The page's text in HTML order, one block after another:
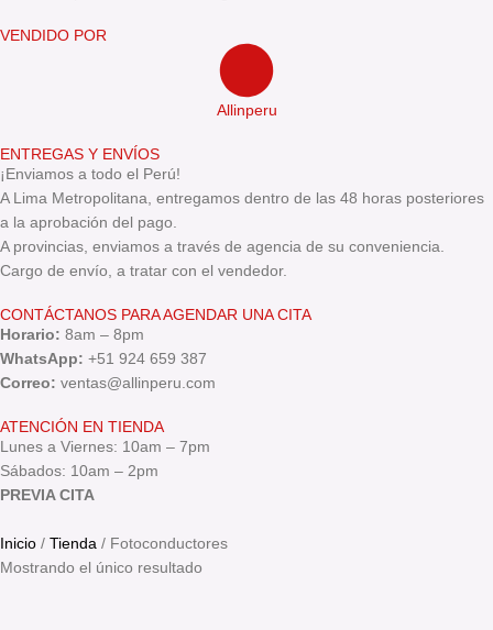
VENDIDO POR
Allinperu
ENTREGAS Y ENVÍOS
¡Enviamos a todo el Perú!
A Lima Metropolitana, entregamos dentro de las 48 horas posteriores
a la aprobación del pago.
A provincias, enviamos a través de agencia de su conveniencia.
Cargo de envío, a tratar con el vendedor.
CONTÁCTANOS PARA AGENDAR UNA CITA
Horario: 8am – 8pm
WhatsApp: +51 924 659 387
Correo: ventas@allinperu.com
ATENCIÓN EN TIENDA
Lunes a Viernes: 10am – 7pm
Sábados: 10am – 2pm
PREVIA CITA
Inicio Tienda
Fotoconductores
Mostrando el único resultado